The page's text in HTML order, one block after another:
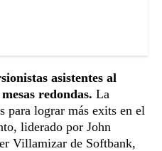
asistentes al
redondas. La
para lograr más exits en el
liderado por John
Villamizar de Softbank,